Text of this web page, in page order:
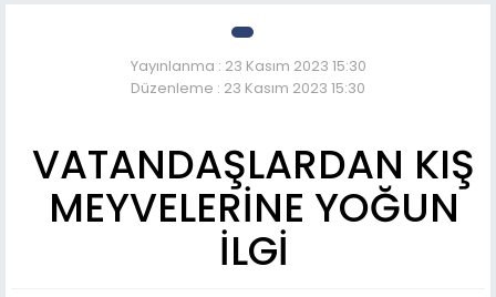
Yayınlanma : 23 Kasım 2023 15:30
Düzenleme : 23 Kasım 2023 15:30
VATANDAŞLARDAN KIŞ
MEYVELERİNE YOĞUN
İLGİ